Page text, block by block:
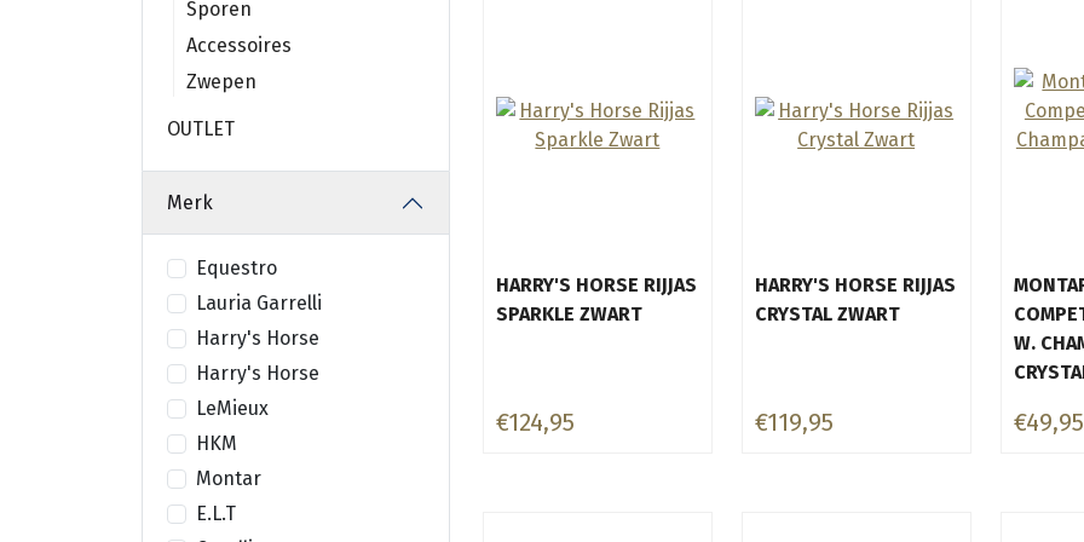
Sporen
Accessoires
Zwepen
OUTLET
Merk
Equestro
Lauria Garrelli
Harry's Horse
Harry's Horse
LeMieux
HKM
Montar
E.L.T
HARRY'S HORSE RIJJAS
SPARKLE ZWART
€124,95
HARRY'S HORSE RIJJAS
CRYSTAL ZWART
€119,95
W.
€49,95